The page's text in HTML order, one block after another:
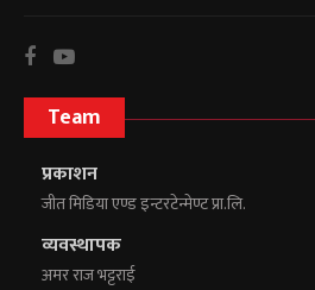
Team
प्रकाशन
जीत मिडिया एण्ड इन्टरटेन्मेण्ट प्रा.लि.
व्यवस्थापक
अमर राज भट्टराई